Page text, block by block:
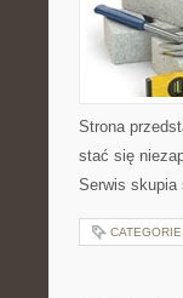
Strona
stać się
Serwis